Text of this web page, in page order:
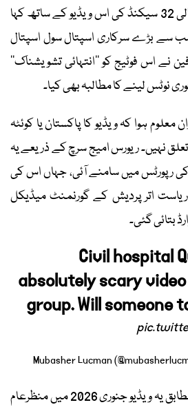
یوٹیوب پر شیئر کی جانے والی 32 سیکنڈ کی اس ویڈیو کے ساتھ کہا
سے بڑے سرکاری اسپتال سول اسپتال
اس فوٹیج کو ’’انتہائی تشویشناک‘‘
نوٹس لینے کا مطالبہ بھی کیا۔
ہوا کہ ویڈیو کا پاکستان یا کوئٹہ
نہیں۔ ریورس امیج سرچ کے ذریعے یہ
کی رپورٹس میں سامنے آئی، جہاں اس کی
اتر پردیش کے گورنمنٹ میڈیکل
بتائی گئی۔
Civil hospital
absolutely scary
group. Will someone
بھارتی میڈیا رپورٹس کے مطابق یہ ویڈیو جنوری 2026 میں منظرعام